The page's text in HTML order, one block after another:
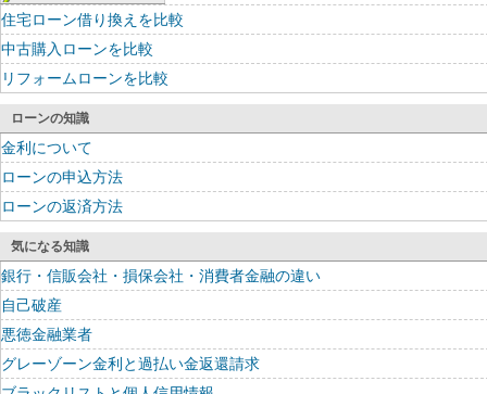
住宅ローン借り換えを比較
中古購入ローンを比較
リフォームローンを比較
ローンの知識
金利について
ローンの申込方法
ローンの返済方法
気になる知識
銀行・信販会社・損保会社・消費者金融の違い
自己破産
悪徳金融業者
グレーゾーン金利と過払い金返還請求